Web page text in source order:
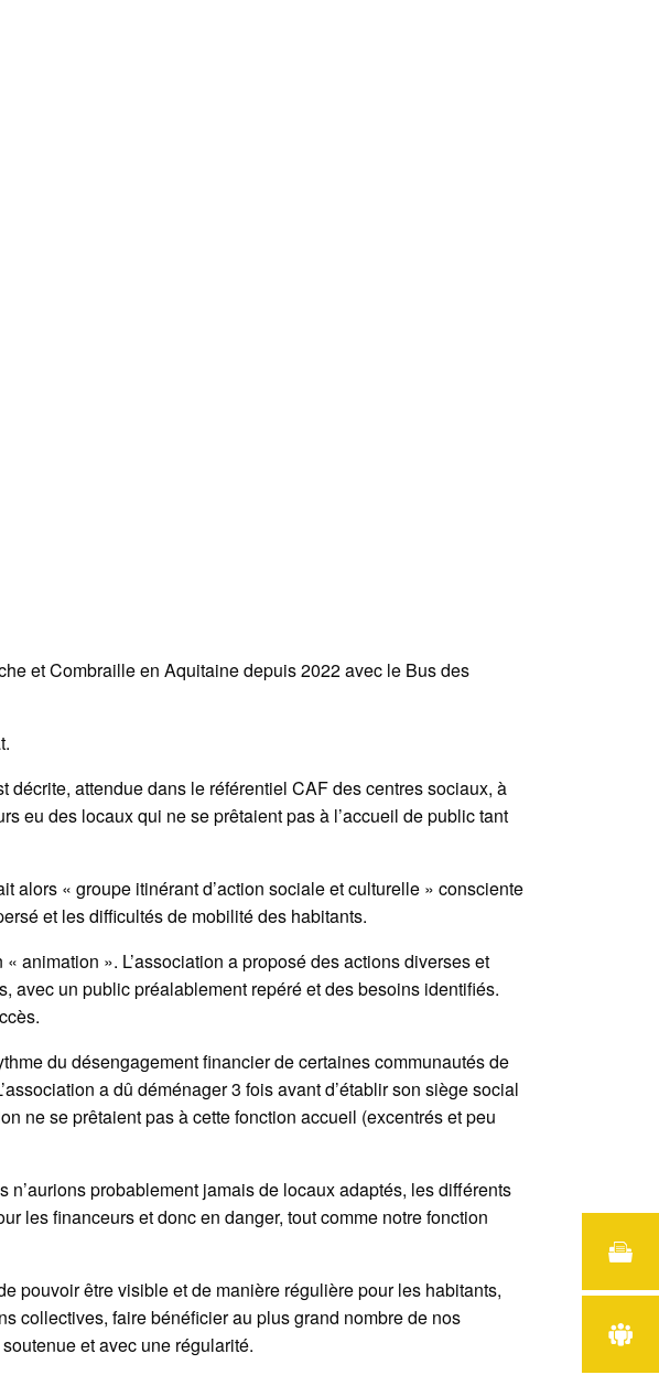
et Combraille en Aquitaine depuis 2022 avec le Bus des
décrite, attendue dans le référentiel CAF des centres sociaux, à
eu des locaux qui ne se prêtaient pas à l’accueil de public tant
alors « groupe itinérant d’action sociale et culturelle » consciente
et les difficultés de mobilité des habitants.
animation ». L’association a proposé des actions diverses et
un public préalablement repéré et des besoins identifiés.
du désengagement financier de certaines communautés de
a dû déménager 3 fois avant d’établir son siège social
ne se prêtaient pas à cette fonction accueil (excentrés et peu
n’aurions probablement jamais de locaux adaptés, les différents
les financeurs et donc en danger, tout comme notre fonction
pouvoir être visible et de manière régulière pour les habitants,
collectives, faire bénéficier au plus grand nombre de nos
et avec une régularité.